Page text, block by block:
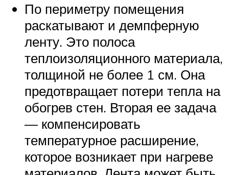
По периметру помещения
раскатывают и демпферную
ленту. Это полоса
теплоизоляционного материала,
толщиной не более 1 см. Она
предотвращает потери тепла на
обогрев стен. Вторая ее задача
— компенсировать
температурное расширение,
которое возникает при нагреве